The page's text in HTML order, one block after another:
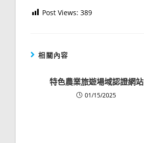
Post Views: 389
相關內容
特色農業旅遊場域認證網站
01/15/2025